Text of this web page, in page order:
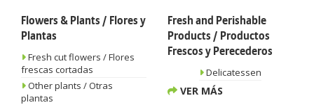
Flowers & Plants / Flores y
Plantas
Fresh cut flowers / Flores
frescas cortadas
Other plants / Otras
plantas
Fresh and Perishable
Products / Productos
Frescos y Perecederos
Delicatessen
VER MÁS